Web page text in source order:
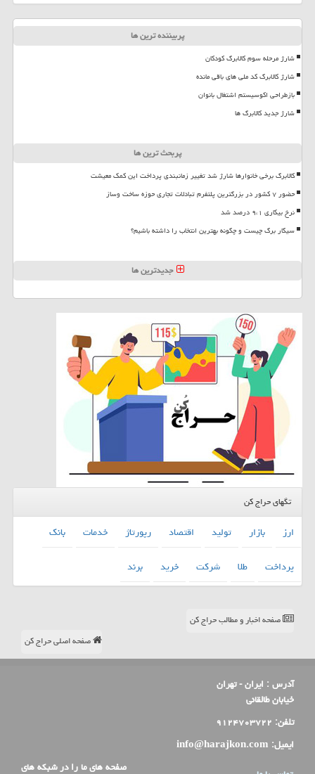
پربیننده ترین ها
شارژ مرحله سوم کالابرگ کودکان
شارژ کالابرگ کد ملی های باقی مانده
بازطراحی اکوسیستم اشتغال بانوان
شارژ جدید کالابرگ ها
پربحث ترین ها
کالابرگ برخی خانوارها شارژ شد تغییر زمانبندی پرداخت این کمک معیشت
حضور ۷ کشور در بزرگترین پلتفرم تبادلات تجاری حوزه ساخت وساز
نرخ بیکاری ۹،۱ درصد شد
سیگار برگ چیست و چگونه بهترین انتخاب را داشته باشیم؟
جدیدترین ها
تگهای حراج کن
ارز بازار تولید اقتصاد رپورتاژ خدمات
بانك
پرداخت
طلا شركت خرید برند
صفحه اخبار و مطالب حراج کن
صفحه اصلی حراج کن
آدرس : ایران - تهران
خیابان طالقانی
تلفن: ۹۱۲۴۷۰۳۷۲۲
ایمیل: info@harajkon.com
صفحه های ما را در شبکه های